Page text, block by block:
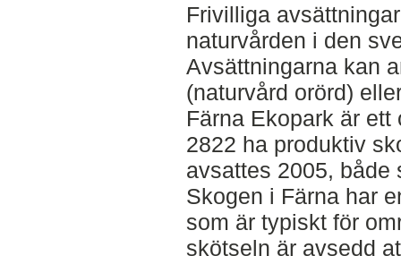
Frivilliga
naturvården i den
Avsättningarna kan
(naturvård orörd)
Färna Ekopark är
2822 ha produktiv
avsattes 2005, både
Skogen i Färna har
som är typiskt för
skötseln är avsedd